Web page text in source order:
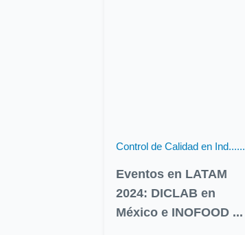
Control de Calidad en Ind......
Eventos en LATAM
2024: DICLAB en
México e INOFOOD ...